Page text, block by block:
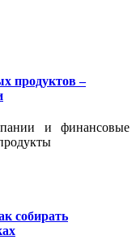
продуктов –
и финансовые
собирать